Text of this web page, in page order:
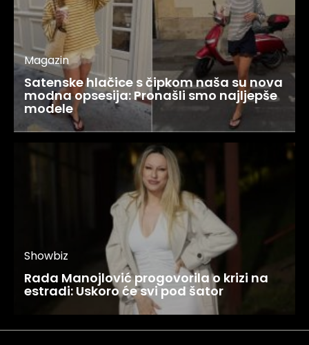
Magazin
Satenske hlačice s čipkom naša su nova
modna opsesija: Pronašli smo najljepše
modele
Showbiz
Rada Manojlović progovorila o krizi na
estradi: Uskoro će svi pod šator